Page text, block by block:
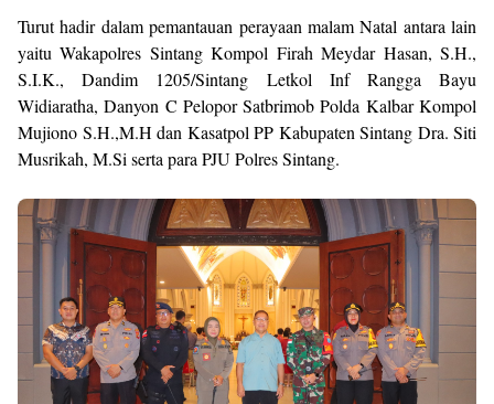
Turut hadir dalam pemantauan perayaan malam Natal antara lain
yaitu Wakapolres Sintang Kompol Firah Meydar Hasan, S.H.,
S.I.K., Dandim 1205/Sintang Letkol Inf Rangga Bayu
Widiaratha, Danyon C Pelopor Satbrimob Polda Kalbar Kompol
Mujiono S.H.,M.H dan Kasatpol PP Kabupaten Sintang Dra. Siti
Musrikah, M.Si serta para PJU Polres Sintang.